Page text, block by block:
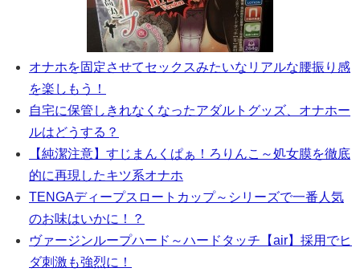
オナホを固定させてセックスみたいなリアルな腰振り感
を楽しもう！
自宅に保管しきれなくなったアダルトグッズ、オナホー
ルはどうする？
【純潔注意】すじまんくぱぁ！ろりんこ～処女膜を徹底
的に再現したキツ系オナホ
TENGAディープスロートカップ～シリーズで一番人気
のお味はいかに！？
ヴァージンループハード～ハードタッチ【air】採用でヒ
ダ刺激も強烈に！